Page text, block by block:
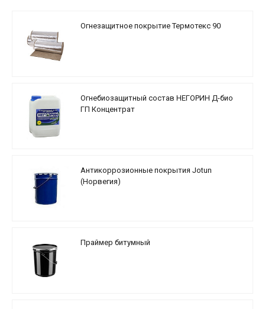
Огнезащитное покрытие Термотекс 90
Огнебиозащитный состав НЕГОРИН Д-био
ГП Концентрат
Антикоррозионные покрытия Jotun
(Норвегия)
Праймер битумный